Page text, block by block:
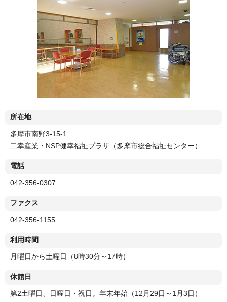
所在地
多摩市南野3-15-1
二幸産業・NSP健幸福祉プラザ（多摩市総合福祉センター）
電話
042-356-0307
ファクス
042-356-1155
利用時間
月曜日から土曜日（8時30分～17時）
休館日
第2土曜日、日曜日・祝日。年末年始（12月29日～1月3日）